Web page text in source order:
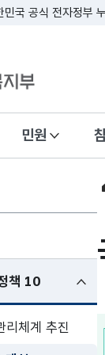
민국 공식 전자정부
민원
책 10하위메뉴
펼친상태
리체계 추진